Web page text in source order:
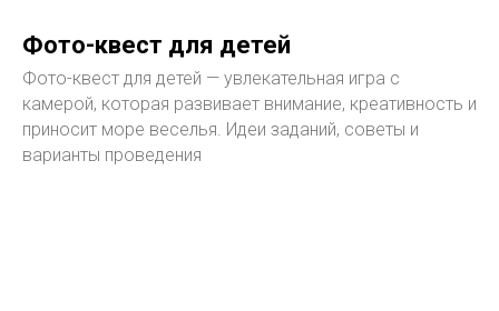
Фото-квест для детей
Фото-квест для детей — увлекательная игра с
камерой, которая развивает внимание, креативность и
приносит море веселья. Идеи заданий, советы и
варианты проведения